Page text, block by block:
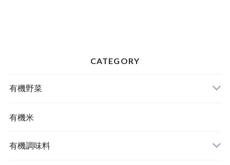
CATEGORY
有機野菜
有機米
有機調味料